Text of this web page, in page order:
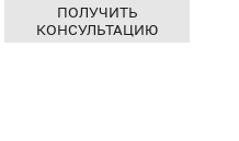
ПОЛУЧИТЬ
КОНСУЛЬТАЦИЮ